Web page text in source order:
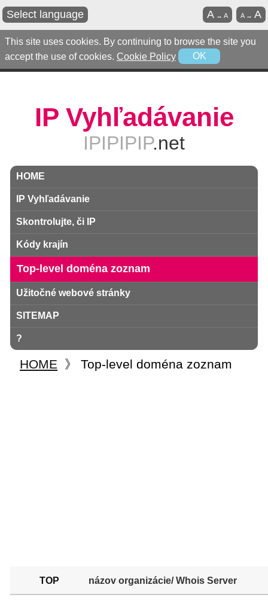
This site uses cookies. By continuing to browse the site you
accept the use of cookies. Cookie Policy OK
Select language A→A
A →A
IP Vyhľadávanie
IPIPIPIP.net
HOME
IP Vyhľadávanie
Skontrolujte, či IP
Kódy krajín
Top-level doména zoznam
Užitočné webové stránky
SITEMAP
?
HOME 》 Top-level doména zoznam
TOP názov organizácie/ Whois Server